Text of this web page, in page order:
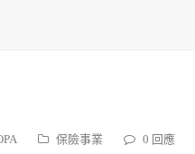
保險事業 0 回應